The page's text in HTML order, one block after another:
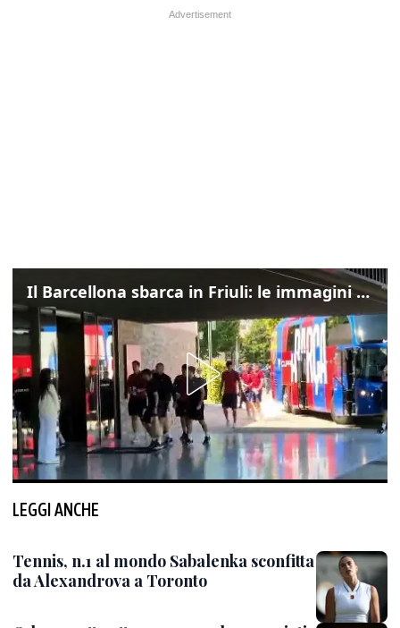
Il Barcellona sbarca in Friuli: le immagini dell'arrivo in albergo
LEGGI ANCHE
Tennis, n.1 al mondo Sabalenka sconfitta
da Alexandrova a Toronto